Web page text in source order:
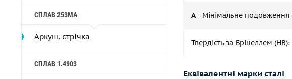
CПЛАВ 253MA
Аркуш, стрічка
СПЛАВ 1.4903
A - Мінімальне подовження
Твердість за Брінеллем (HB):
Еквівалентні марки сталі